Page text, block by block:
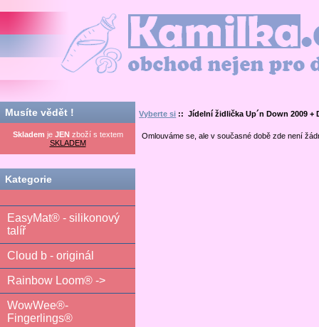
Kamilka.cz - obchod nejen pro děti
Musíte vědět !
Skladem je JENzboží s textem
SKLADEM
Kategorie
EasyMat® - silikonový
talíř
Cloud b - originál
Rainbow Loom® ->
WowWee®-
Fingerlings®
Vyberte si :: Jídelní židlička Up´n Down 2009 +
Omlouváme se, ale v současné době zde není